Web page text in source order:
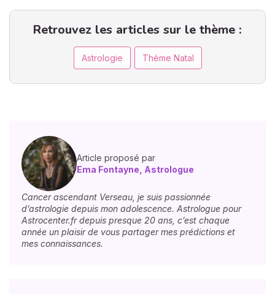
Retrouvez les articles sur le thème :
Astrologie Thème Natal
Article proposé par
Ema Fontayne, Astrologue
Cancer ascendant Verseau, je suis passionnée
d’astrologie depuis mon adolescence. Astrologue pour
Astrocenter.fr depuis presque 20 ans, c’est chaque
année un plaisir de vous partager mes prédictions et
mes connaissances.